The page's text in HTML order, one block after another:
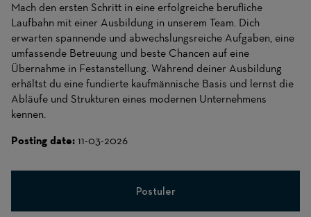
Mach den ersten Schritt in eine erfolgreiche berufliche
Laufbahn mit einer Ausbildung in unserem Team. Dich
erwarten spannende und abwechslungsreiche Aufgaben, eine
umfassende Betreuung und beste Chancen auf eine
Übernahme in Festanstellung. Während deiner Ausbildung
erhältst du eine fundierte kaufmännische Basis und lernst die
Abläufe und Strukturen eines modernen Unternehmens
kennen.
Posting date: 11-03-2026
Postuler